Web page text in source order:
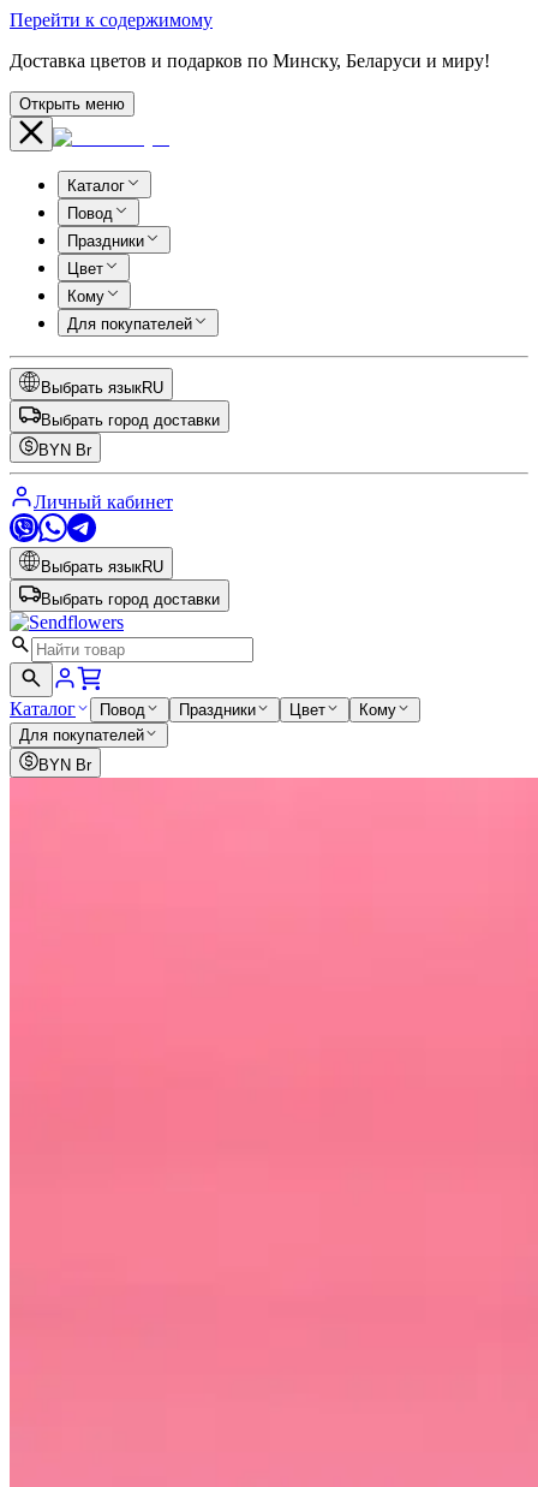
Перейти к содержимому
Доставка цветов и подарков по Минску, Беларуси и миру!
Открыть меню
Каталог
Повод
Праздники
Цвет
Кому
Для покупателей
Выбрать языкRU
Выбрать город доставки
BYN Br
Личный кабинет
Выбрать языкRU
Выбрать город доставки
Каталог Повод Праздники Цвет
Кому
Для покупателей
BYN Br